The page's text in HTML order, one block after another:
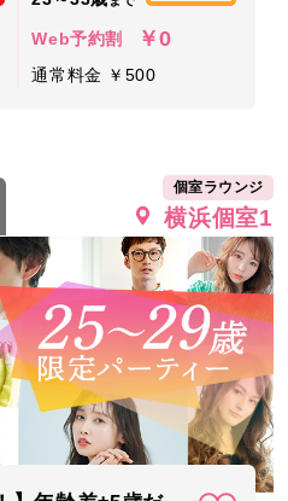
Web予約割 ￥0
通常料金 ￥500
個室ラウンジ
横浜個室1